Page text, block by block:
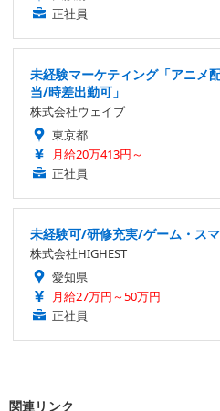
正社員
未経験マーケティング「アニメ
当/時差出勤可」
株式会社ウェイブ
東京都
月給20万413円～
正社員
未経験可/研修充実/ゲーム・ス
株式会社HIGHEST
愛知県
月給27万円～50万円
正社員
関連リンク